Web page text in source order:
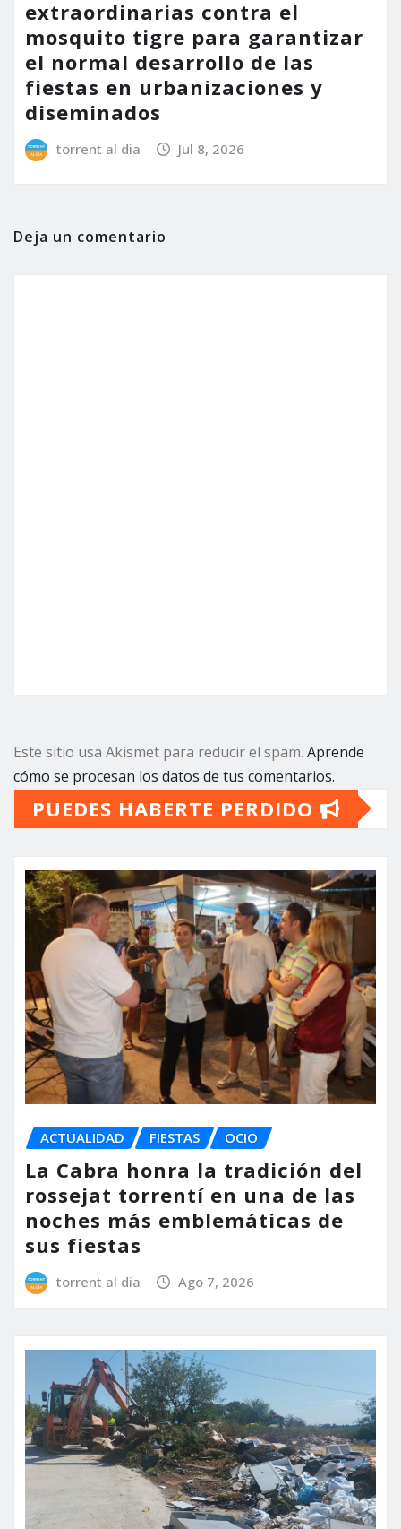
extraordinarias contra el
mosquito tigre para garantizar
el normal desarrollo de las
fiestas en urbanizaciones y
diseminados
torrent al dia Jul 8, 2026
Deja un comentario
Este sitio usa Akismet para reducir el spam. Aprende
cómo se procesan los datos de tus comentarios.
PUEDES HABERTE PERDIDO
ACTUALIDAD FIESTAS OCIO
La Cabra honra la tradición del
rossejat torrentí en una de las
noches más emblemáticas de
sus fiestas
torrent al dia Ago 7, 2026